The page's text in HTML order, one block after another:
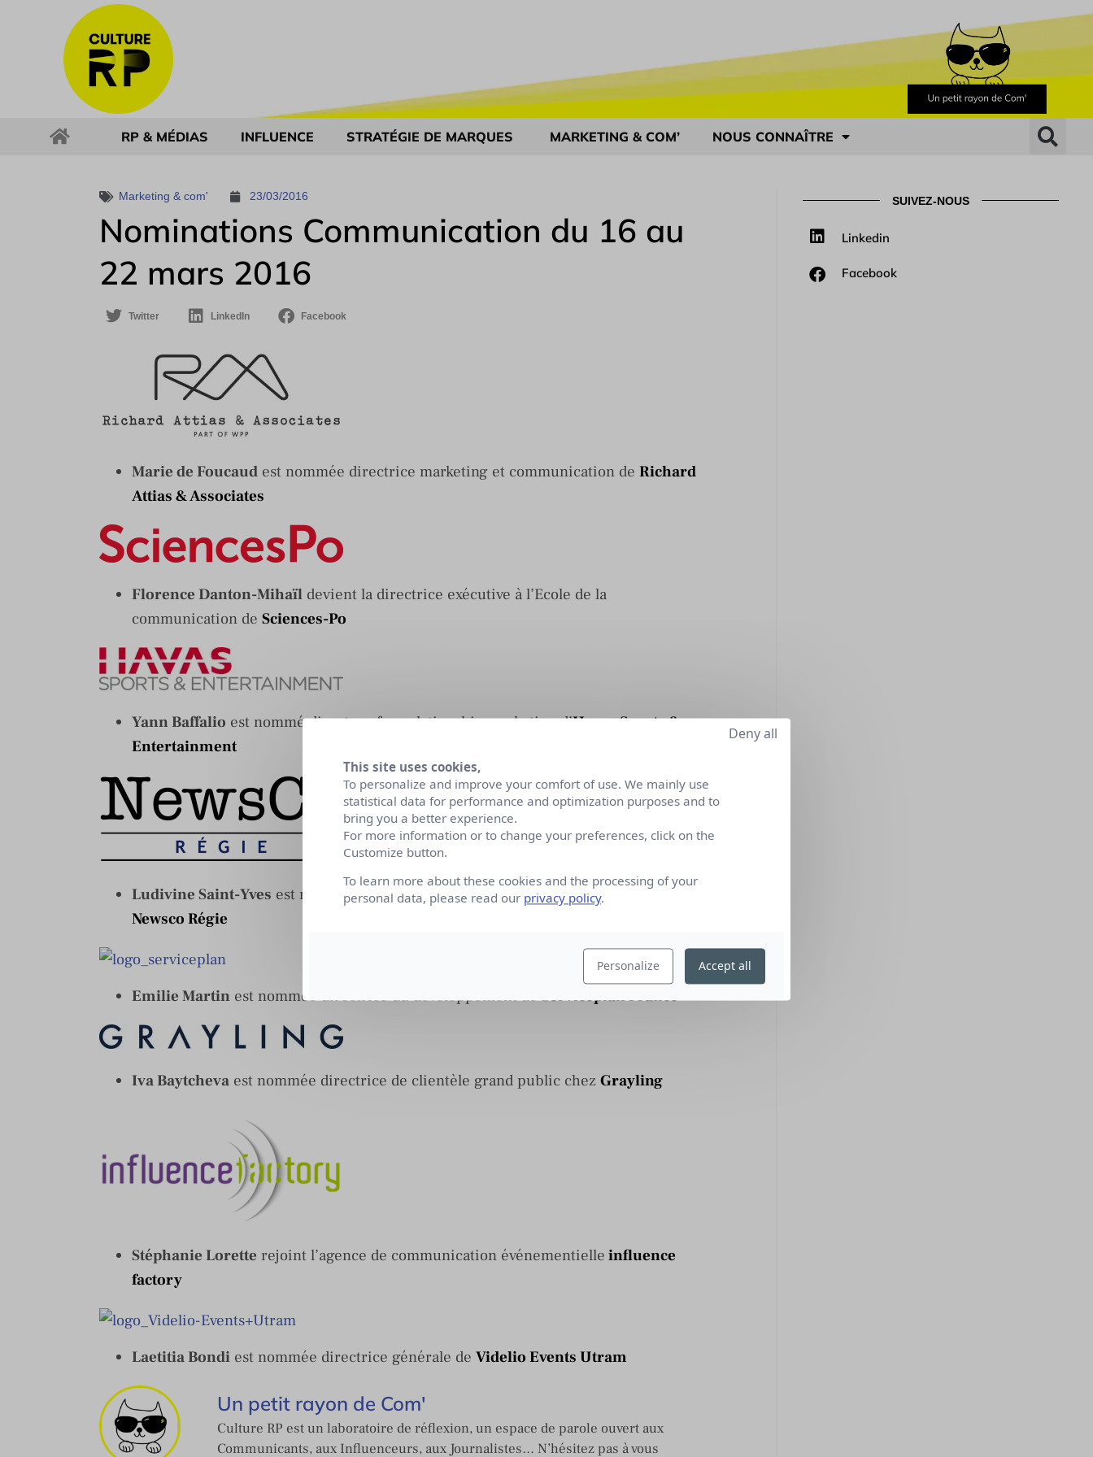
RP & MÉDIAS INFLUENCE STRATÉGIE DE MARQUES MARKETING & COM’ NOUS CONNAÎTRE
Marketing & com' 23/03/2016
Nominations Communication du 16 au
22 mars 2016
Twitter LinkedIn Facebook
Marie de Foucaud est nommée directrice marketing et communication de Richard
Attias & Associates
Florence Danton-Mihaïl devient la directrice exécutive à l’Ecole de la
communication de Sciences-Po
Yann Baffalio est nommé directeur fan relationship marketing d’Havas Sports &
Entertainment
Ludivine Saint-Yves est nommée directrice commerciale de Stratégies chez
Newsco Régie
Emilie Martin est nommée directrice du développement deServiceplan France
Iva Baytcheva est nommée directrice de clientèle grand public chez Grayling
Stéphanie Lorette rejoint l’agence de communication événementielle influence
factory
Laetitia Bondi est nommée directrice générale de Videlio Events Utram
Un petit rayon de Com'
Culture RP est un laboratoire de réflexion, un espace de parole ouvert aux
Communicants, aux Influenceurs, aux Journalistes… N’hésitez pas à vous
SUIVEZ-NOUS
Linkedin
Facebook
This site uses cookies,
To personalize and improve your comfort of use. We mainly use
statistical data for performance and optimization purposes and to
bring you a better experience.
For more information or to change your preferences, click on the
Customize button.
To learn more about these cookies and the processing of your
personal data, please read our privacy policy.
Personalize
Deny all
Accept all